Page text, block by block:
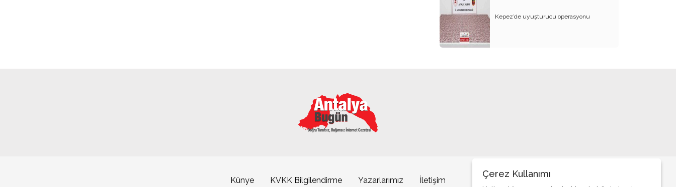
KADIN CİNAYETLERİNE FARKLI BİR
BAKIŞ
SUYUMUZ ISINIYOR
GÜVEN DUYMADIKLARIM
Kepez’de uyuşturucu operasyonu
Künye KVKK Bilgilendirme Yazarlarımız İletişim
Çerez Kullanımı